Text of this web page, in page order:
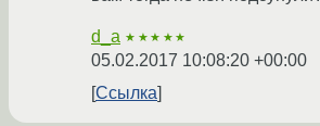
d_a ★★★★★
05.02.2017 10:08:20 +00:00
Ссылка